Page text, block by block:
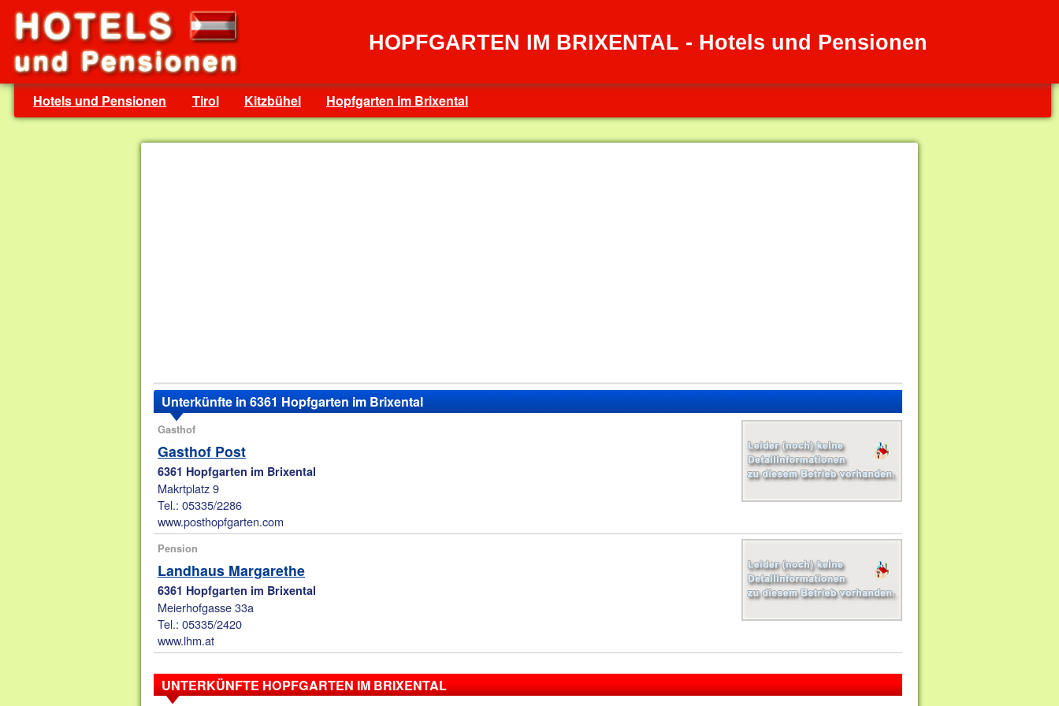
HOPFGARTEN IM BRIXENTAL - Hotels und Pensionen
Hotels und Pensionen Tirol Kitzbühel Hopfgarten im Brixental
Unterkünfte in 6361 Hopfgarten im Brixental
Gasthof
Gasthof Post
6361 Hopfgarten im Brixental
Makrtplatz 9
Tel.: 05335/2286
www.posthopfgarten.com
Pension
Landhaus Margarethe
6361 Hopfgarten im Brixental
Meierhofgasse 33a
Tel.: 05335/2420
www.lhm.at
UNTERKÜNFTE HOPFGARTEN IM BRIXENTAL